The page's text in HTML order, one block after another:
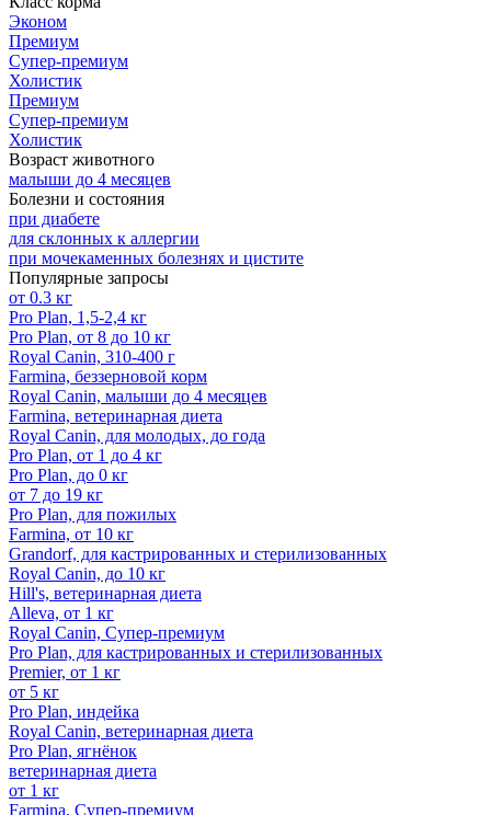
Эконом
Премиум
Супер-премиум
Холистик
Премиум
Супер-премиум
Холистик
Возраст животного
малыши до 4 месяцев
Болезни и состояния
при диабете
для склонных к аллергии
при мочекаменных болезнях и цистите
Популярные запросы
от 0.3 кг
Pro Plan, 1,5-2,4 кг
Pro Plan, от 8 до 10 кг
Royal Canin, 310-400 г
Farmina, беззерновой корм
Royal Canin, малыши до 4 месяцев
Farmina, ветеринарная диета
Royal Canin, для молодых, до года
Pro Plan, от 1 до 4 кг
Pro Plan, до 0 кг
от 7 до 19 кг
Pro Plan, для пожилых
Farmina, от 10 кг
Grandorf, для кастрированных и стерилизованных
Royal Canin, до 10 кг
Hill's, ветеринарная диета
Alleva, от 1 кг
Royal Canin, Супер-премиум
Pro Plan, для кастрированных и стерилизованных
Premier, от 1 кг
от 5 кг
Pro Plan, индейка
Royal Canin, ветеринарная диета
Pro Plan, ягнёнок
ветеринарная диета
от 1 кг
Farmina, Супер-премиум